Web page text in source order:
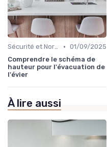
Sécurité et Normes • 01/09/2025
Comprendre le schéma de
hauteur pour l'évacuation de
l'évier
À lire aussi